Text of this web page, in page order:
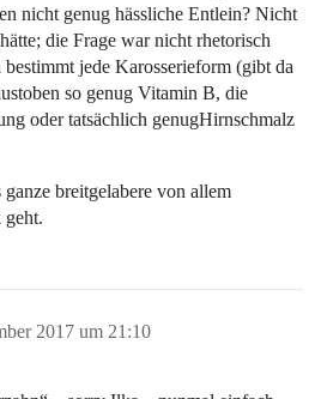
nicht genug hässliche Entlein? Nicht
die Frage war nicht rhetorisch
jede Karosserieform (gibt da
so genug Vitamin B, die
oder tatsächlich genugHirnschmalz
breitgelabere von allem
geht.
2017 um 21:10